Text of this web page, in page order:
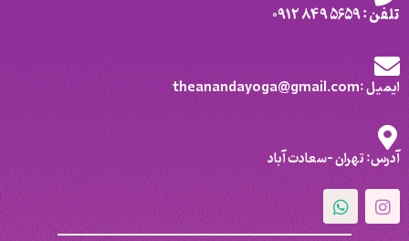
تلفن : 5659 849 0912
ایمیل :theanandayoga@gmail.com
آدرس: تهران -سعادت آباد